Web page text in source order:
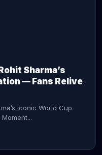
Sharma’s
— Fans Relive
Iconic World Cup